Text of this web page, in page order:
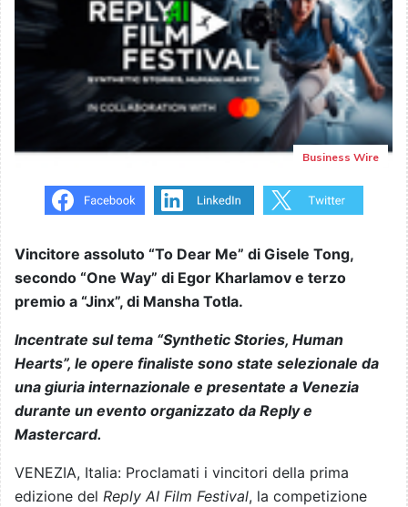
Business Wire
Vincitore assoluto “To Dear Me” di Gisele Tong,
secondo “One Way” di Egor Kharlamov e terzo
premio a “Jinx”, di Mansha Totla.
Incentrate sul tema “Synthetic Stories, Human
Hearts”, le opere finaliste sono state selezionale da
una giuria internazionale e presentate a Venezia
durante un evento organizzato da Reply e
Mastercard.
VENEZIA, Italia: Proclamati i vincitori della prima
edizione del Reply AI Film Festival, la competizione